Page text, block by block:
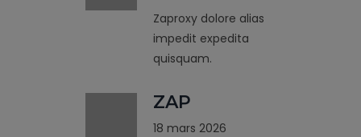
Zaproxy dolore alias
impedit expedita
quisquam.
ZAP
18 mars 2026